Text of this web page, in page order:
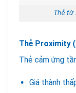
Thẻ từ
Thẻ Proximity
Thẻ cảm ứng
Giá thành